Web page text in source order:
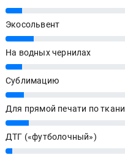
7%
Экосольвент
12%
На водных чернилах
7%
Сублимацию
8%
Для прямой печати по ткани
10%
ДТГ («футболочный»)
3%